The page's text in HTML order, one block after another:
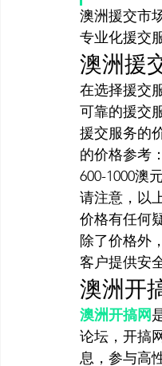
澳洲援交市
专业化援交
澳洲援
在选择援交
可靠的援交
援交服务的
的价格参考
600-1000澳
请注意，以
价格有任何
除了价格外
客户提供安
澳洲开
澳洲开搞网
论坛，开搞
息，参与高